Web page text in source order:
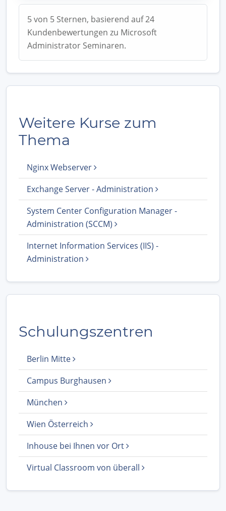
5 von 5 Sternen, basierend auf 24
Kundenbewertungen zu Microsoft
Administrator Seminaren.
Weitere Kurse zum
Thema
Nginx Webserver
Exchange Server - Administration
System Center Configuration Manager -
Administration (SCCM)
Internet Information Services (IIS) -
Administration
Schulungszentren
Berlin Mitte
Campus Burghausen
München
Wien Österreich
Inhouse bei Ihnen vor Ort
Virtual Classroom von überall